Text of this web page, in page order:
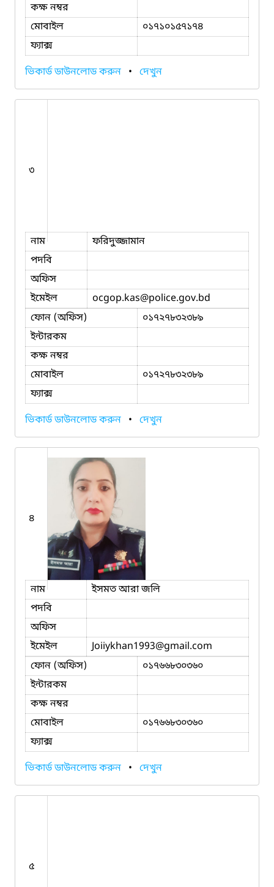
কক্ষ নম্বর
মোবাইল
০১৭১০১৫৭১৭৪
ফ্যাক্স
ভিকার্ড ডাউনলোড করুন • দেখুন
৩
নাম
ফরিদুজ্জামান
পদবি
অফিস
ইমেইল
ocgop.kas@police.gov.bd
ফোন (অফিস)
০১৭২৭৮৩২৩৮৯
ইন্টারকম
কক্ষ নম্বর
মোবাইল
০১৭২৭৮৩২৩৮৯
ফ্যাক্স
ভিকার্ড ডাউনলোড করুন • দেখুন
৪
নাম
ইসমত আরা জলি
পদবি
অফিস
ইমেইল
Joiiykhan1993@gmail.com
ফোন (অফিস)
০১৭৬৬৮৩০৩৬০
ইন্টারকম
কক্ষ নম্বর
মোবাইল
০১৭৬৬৮৩০৩৬০
ফ্যাক্স
ভিকার্ড ডাউনলোড করুন • দেখুন
৫